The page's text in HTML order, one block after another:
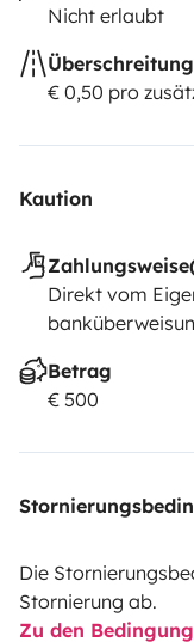
Nicht erlaubt
€ 0,50 pro
Kaution
Direkt vom
Betrag
€ 500
Die
Stornierung ab.
Zu den